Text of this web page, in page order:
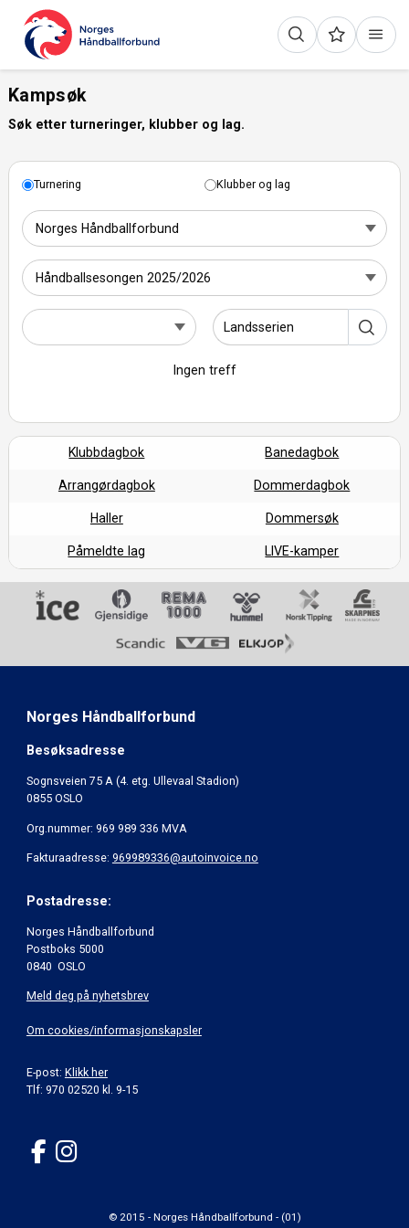
Kampsøk
Søk etter turneringer, klubber og lag.
Turnering Klubber og lag
Ingen treff
Klubbdagbok Banedagbok
Arrangørdagbok Dommerdagbok
Haller Dommersøk
Påmeldte lag LIVE-kamper
Norges Håndballforbund
Besøksadresse
Sognsveien 75 A (4. etg. Ullevaal Stadion)
0855 OSLO
Org.nummer: 969 989 336 MVA
Fakturaadresse: 969989336@autoinvoice.no
Postadresse:
Norges Håndballforbund
Postboks 5000
0840 OSLO
Meld deg på nyhetsbrev
Om cookies/informasjonskapsler
E-post: Klikk her
Tlf: 970 02520 kl. 9-15
© 2015 - Norges Håndballforbund - (01)